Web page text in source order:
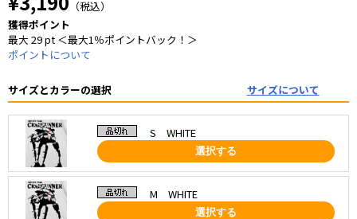
（税込）
獲得ポイント
最大 29 pt ＜最大1％ポイントバック！＞
ポイントについて
サイズとカラーの選択 サイズについて
S WHITE
選択する
M WHITE
選択する